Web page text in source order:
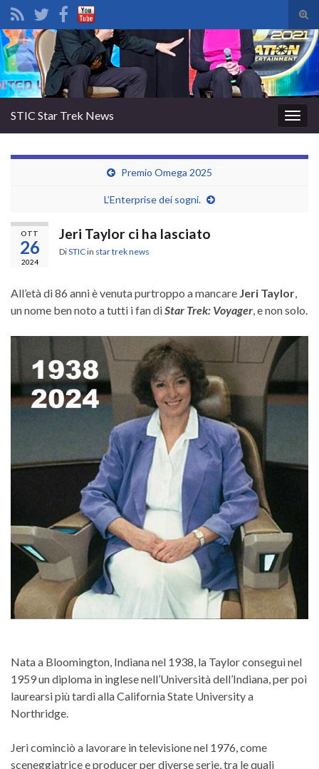
il
di
Search for:
la
STIC Star Trek News
Premio Omega 2025
L’Enterprise dei sogni.
OTT
26
2024
Jeri Taylor ci ha lasciato
DiSTICin star trek news
All’età di 86 anni è venuta purtroppo a mancare Jeri Taylor
un nome ben noto a tutti i fan diStar Trek: Voyager , e non solo.
Nata a Bloomington, Indiana nel 1938, la Taylor conseguì nel
1959 un diploma in inglese nell’Università dell’Indiana, per poi
laurearsi più tardi alla California State University a
Northridge.
Jeri cominciò a lavorare in televisione nel 1976, come
sceneggiatrice e producer per diverse serie, tra le quali